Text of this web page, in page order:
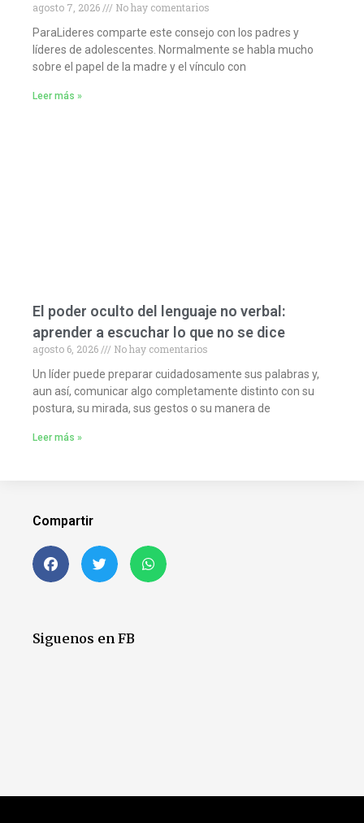
agosto 7, 2026
No hay comentarios
ParaLideres comparte este consejo con los padres y
líderes de adolescentes. Normalmente se habla mucho
sobre el papel de la madre y el vínculo con
Leer más »
El poder oculto del lenguaje no verbal:
aprender a escuchar lo que no se dice
agosto 6, 2026
No hay comentarios
Un líder puede preparar cuidadosamente sus palabras y,
aun así, comunicar algo completamente distinto con su
postura, su mirada, sus gestos o su manera de
Leer más »
Compartir
Siguenos en FB